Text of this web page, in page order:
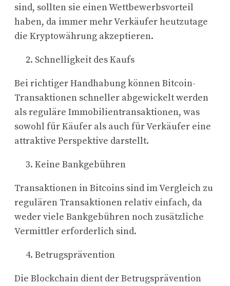
sind, sollten sie einen Wettbewerbsvorteil
haben, da immer mehr Verkäufer heutzutage
die Kryptowährung akzeptieren.
Schnelligkeit des Kaufs
Bei richtiger Handhabung können Bitcoin-
Transaktionen schneller abgewickelt werden
als reguläre Immobilientransaktionen, was
sowohl für Käufer als auch für Verkäufer eine
attraktive Perspektive darstellt.
Keine Bankgebühren
Transaktionen in Bitcoins sind im Vergleich zu
regulären Transaktionen relativ einfach, da
weder viele Bankgebühren noch zusätzliche
Vermittler erforderlich sind.
Betrugsprävention
Die Blockchain dient der Betrugsprävention